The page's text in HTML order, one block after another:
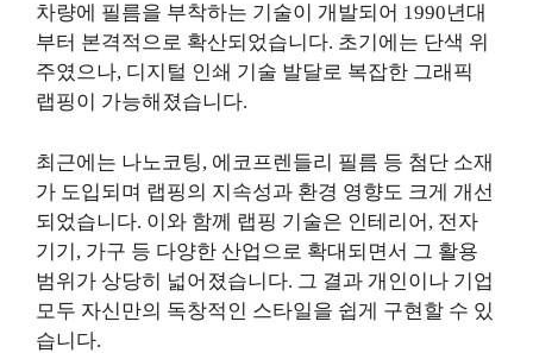
차량에 필름을 부착하는 기술이 개발되어 1990년대
부터 본격적으로 확산되었습니다. 초기에는 단색 위
주였으나, 디지털 인쇄 기술 발달로 복잡한 그래픽
랩핑이 가능해졌습니다.
최근에는 나노코팅, 에코프렌들리 필름 등 첨단 소재
가 도입되며 랩핑의 지속성과 환경 영향도 크게 개선
되었습니다. 이와 함께 랩핑 기술은 인테리어, 전자
기기, 가구 등 다양한 산업으로 확대되면서 그 활용
범위가 상당히 넓어졌습니다. 그 결과 개인이나 기업
모두 자신만의 독창적인 스타일을 쉽게 구현할 수 있
습니다.